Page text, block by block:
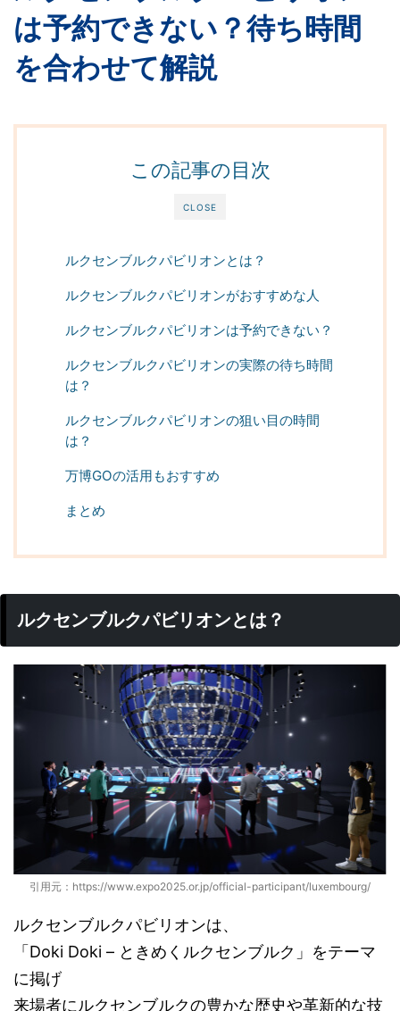
は予約できない？待ち時間
を合わせて解説
CLOSE
この記事の目次
ルクセンブルクパビリオンとは？
ルクセンブルクパビリオンがおすすめな人
ルクセンブルクパビリオンは予約できない？
ルクセンブルクパビリオンの実際の待ち時間
は？
ルクセンブルクパビリオンの狙い目の時間
は？
万博GOの活用もおすすめ
まとめ
ルクセンブルクパビリオンとは？
引用元：https://www.expo2025.or.jp/official-participant/luxembourg/
ルクセンブルクパビリオンは、
「Doki Doki – ときめくルクセンブルク」をテーマ
に掲げ
来場者にルクセンブルクの豊かな歴史や革新的な技